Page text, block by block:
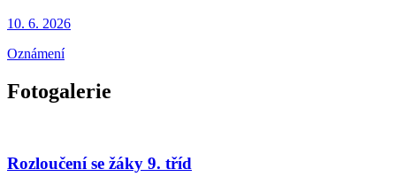
10. 6. 2026
Oznámení
Fotogalerie
Rozloučení se žáky 9. tříd